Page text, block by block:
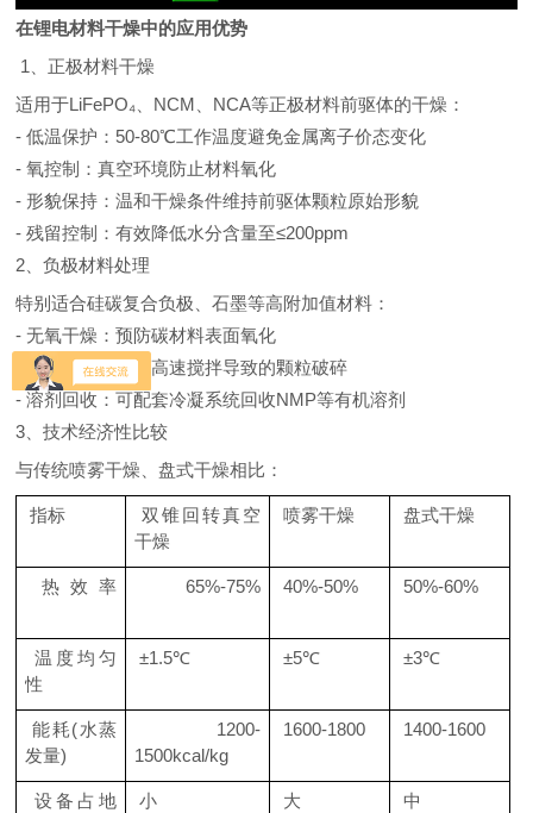
在锂电材料干燥中的应用优势
1、正极材料干燥
适用于LiFePO₄、NCM、NCA等正极材料前驱体的干燥：
- 低温保护：50-80℃工作温度避免金属离子价态变化
- 氧控制：真空环境防止材料氧化
- 形貌保持：温和干燥条件维持前驱体颗粒原始形貌
- 残留控制：有效降低水分含量至≤200ppm
2、负极材料处理
特别适合硅碳复合负极、石墨等高附加值材料：
- 无氧干燥：预防碳材料表面氧化
- 结构完整：避免高速搅拌导致的颗粒破碎
- 溶剂回收：可配套冷凝系统回收NMP等有机溶剂
3、技术经济性比较
与传统喷雾干燥、盘式干燥相比：
指标
双锥回转真空
干燥
喷雾干燥 盘式干燥
热效率 65%-75% 40%-50% 50%-60%
温度均匀
性
±1.5℃ ±5℃ ±3℃
能耗(水蒸
发量)
1200-
1500kcal/kg
1600-1800 1400-1600
设备占地
小 大 中